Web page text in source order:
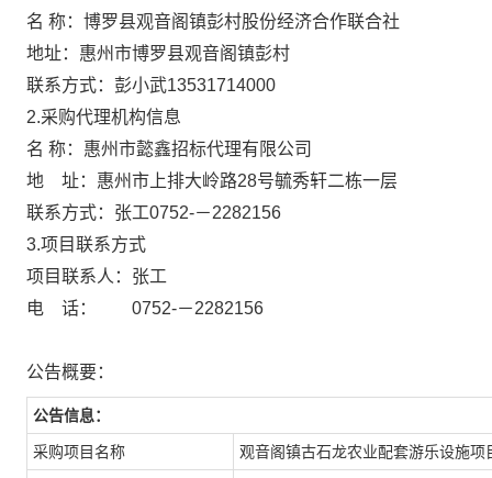
名 称：博罗县观音阁镇彭村股份经济合作联合社
地址：惠州市博罗县观音阁镇彭村
联系方式：彭小武13531714000
2.采购代理机构信息
名 称：惠州市懿鑫招标代理有限
地 址：惠州市上排大岭路28号毓秀
联系方式：张工0752-－2282156
3.项目联系方式
项目联系人：张工
电 话： 0752-－2282156
公告概要：
公告信息：
采购项目名称 观音阁镇古石龙农业配套游乐设施项